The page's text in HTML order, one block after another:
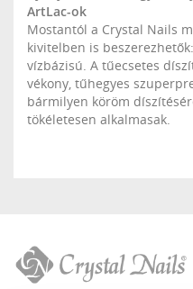
ArtLac-ok
Mostantól a Crystal Nails
kivitelben is
vízbázisú. A tűecsetes
vékony, tűhegyes
bármilyen köröm
tökéletesen alkalmasak.